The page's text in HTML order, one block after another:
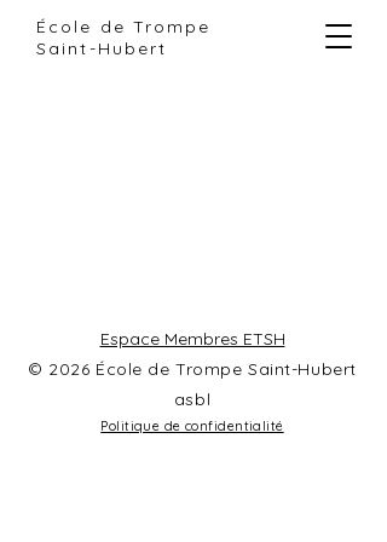
École de Trompe
Saint-Hubert
Espace Membres ETSH
© 2026 École de Trompe Saint-Hubert
asbl
Politique de confidentialité